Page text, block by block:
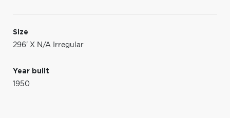
Size
296' X N/A Irregular
Year built
1950